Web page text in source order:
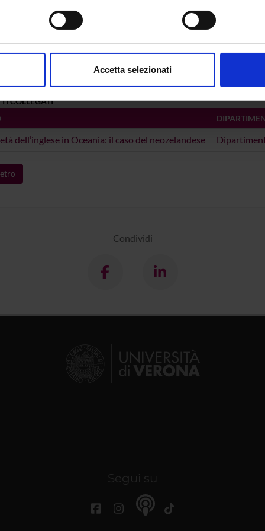
in qualsiasi momento dalla Dichiarazione sui cookie.
e social media, i quali potrebbero combinarle con altre
dei loro servizi.
Accetta selezionati
bibliografica:
Degani, Marta; Onysko, A. ,Hybrid
la scheda completa presente nelrepository
COLLEGATI
dell’inglese in Oceania: il caso del neozelandese
Condividi
Segui su